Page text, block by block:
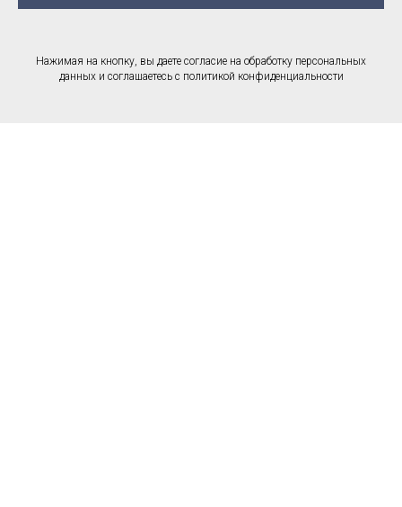
Нажимая на кнопку, вы даете согласие на обработку персональных
данных и соглашаетесь c политикой конфиденциальности